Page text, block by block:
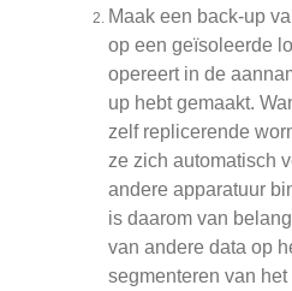
Maak een back-up
op een geïsoleerde
opereert in de
up hebt gemaakt.
zelf replicerende
ze zich automatisch
andere apparatuur
is daarom van
van andere data op
segmenteren van